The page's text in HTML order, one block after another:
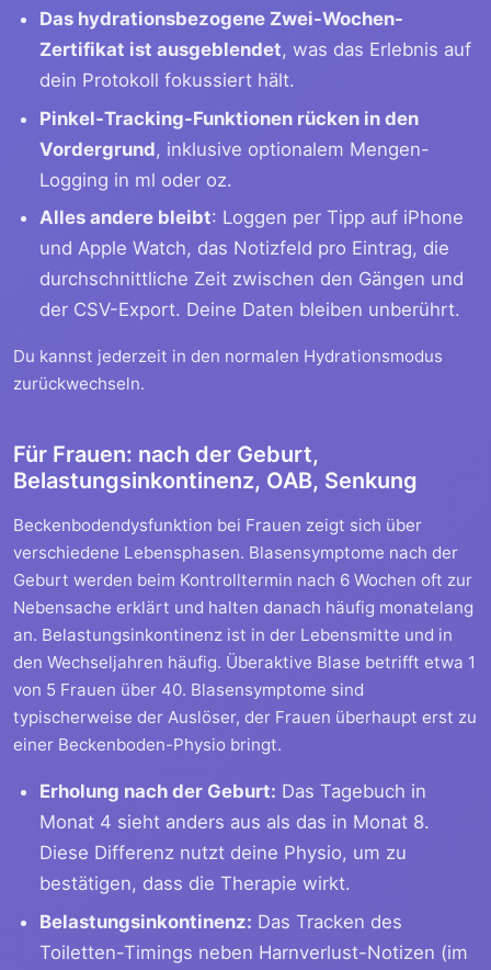
Das hydrationsbezogene Zwei-Wochen-
Zertifikat ist ausgeblendet, was das Erlebnis auf
dein Protokoll fokussiert hält.
Pinkel-Tracking-Funktionen rücken in den
Vordergrund, inklusive optionalem Mengen-
Logging in ml oder oz.
Alles andere bleibt: Loggen per Tipp auf iPhone
und Apple Watch, das Notizfeld pro Eintrag, die
durchschnittliche Zeit zwischen den Gängen und
der CSV-Export. Deine Daten bleiben unberührt.
Du kannst jederzeit in den normalen Hydrationsmodus
zurückwechseln.
Für Frauen: nach der Geburt,
Belastungsinkontinenz, OAB, Senkung
Beckenbodendysfunktion bei Frauen zeigt sich über
verschiedene Lebensphasen. Blasensymptome nach der
Geburt werden beim Kontrolltermin nach 6 Wochen oft zur
Nebensache erklärt und halten danach häufig monatelang
an. Belastungsinkontinenz ist in der Lebensmitte und in
den Wechseljahren häufig. Überaktive Blase betrifft etwa 1
von 5 Frauen über 40. Blasensymptome sind
typischerweise der Auslöser, der Frauen überhaupt erst zu
einer Beckenboden-Physio bringt.
Erholung nach der Geburt: Das Tagebuch in
Monat 4 sieht anders aus als das in Monat 8.
Diese Differenz nutzt deine Physio, um zu
bestätigen, dass die Therapie wirkt.
Belastungsinkontinenz: Das Tracken des
Toiletten-Timings neben Harnverlust-Notizen (im